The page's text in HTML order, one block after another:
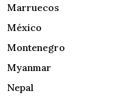
Marruecos
México
Montenegro
Myanmar
Nepal